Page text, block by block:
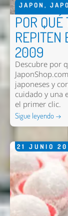
JAPON ,
POR
REPITEN
2009
Descubre por
japoneses y
cuidado y una
el primer clic.
Sigue leyendo →
21 JUNIO
Nombre *
Email *
Comentario *